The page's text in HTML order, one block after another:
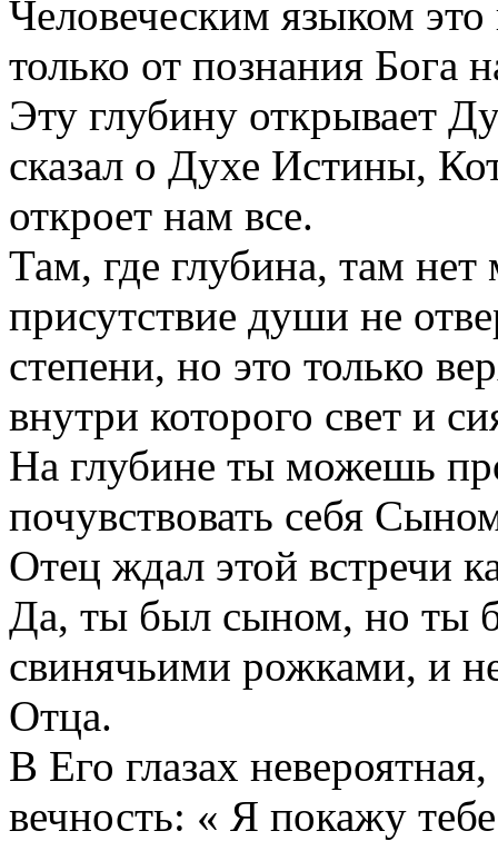
Человеческим языком
только от познания Бога
Эту глубину открывает
сказал о Духе Истины,
откроет нам все.
Там, где глубина, там нет
присутствие души не
степени, но это только
внутри которого свет и
На глубине ты можешь
почувствовать себя
Отец ждал этой встречи
Да, ты был сыном, но ты
свинячьими рожками, и
Отца.
В Его глазах
вечность: « Я покажу